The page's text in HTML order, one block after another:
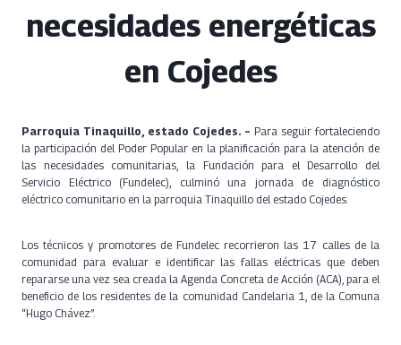
necesidades energéticas
en Cojedes
Parroquia Tinaquillo, estado Cojedes. – Para seguir fortaleciendo
la participación del Poder Popular en la planificación para la atención de
las necesidades comunitarias, la Fundación para el Desarrollo del
Servicio Eléctrico (Fundelec), culminó una jornada de diagnóstico
eléctrico comunitario en la parroquia Tinaquillo del estado Cojedes.
Los técnicos y promotores de Fundelec recorrieron las 17 calles de la
comunidad para evaluar e identificar las fallas eléctricas que deben
repararse una vez sea creada la Agenda Concreta de Acción (ACA), para el
beneficio de los residentes de la comunidad Candelaria 1, de la Comuna
“Hugo Chávez”.